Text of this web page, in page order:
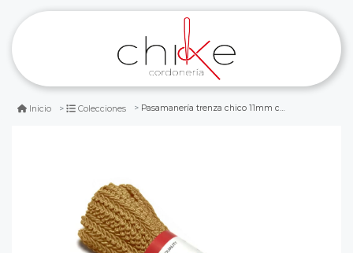
Inicio Colecciones Pasamanería trenza chico 11mm cafe claro